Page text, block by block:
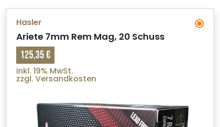
Hasler
Ariete 7mm Rem Mag, 20 Schuss
125,35 €
inkl. 19% MwSt.
zzgl. Versandkosten